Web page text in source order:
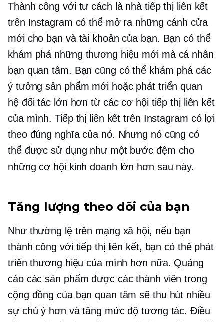
Thành công với tư cách là nhà tiếp thị liên kết
trên Instagram có thể mở ra những cánh cửa
mới cho bạn và tài khoản của bạn. Bạn có thể
khám phá những thương hiệu mới mà cá nhân
bạn quan tâm. Bạn cũng có thể khám phá các
ý tưởng sản phẩm mới hoặc phát triển quan
hệ đối tác lớn hơn từ các cơ hội tiếp thị liên kết
của mình. Tiếp thị liên kết trên Instagram có lợi
theo đúng nghĩa của nó. Nhưng nó cũng có
thể được sử dụng như một bước đệm cho
những cơ hội kinh doanh lớn hơn sau này.
Tăng lượng theo dõi của bạn
Như thường lệ trên mạng xã hội, nếu bạn
thành công với tiếp thị liên kết, bạn có thể phát
triển thương hiệu của mình hơn nữa. Quảng
cáo các sản phẩm được các thành viên trong
cộng đồng của bạn quan tâm sẽ thu hút nhiều
sự chú ý hơn và tăng mức độ tương tác. Điều